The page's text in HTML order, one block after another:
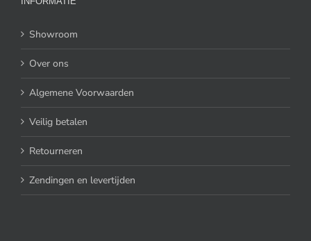
Showroom
Over ons
Algemene Voorwaarden
Veilig betalen
Retourneren
Zendingen en levertijden